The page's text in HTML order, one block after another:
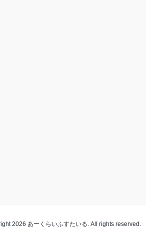
2026 あーくらいふすたいる. All rights reserved.